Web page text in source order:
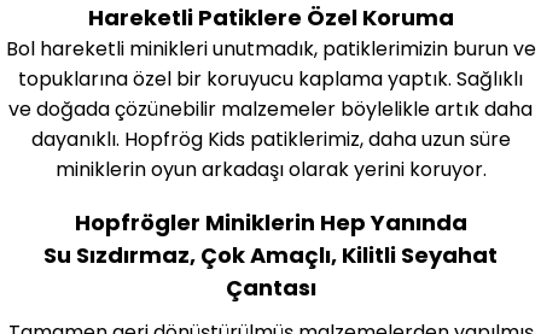
Hareketli Patiklere Özel Koruma
Bol hareketli minikleri unutmadık, patiklerimizin burun ve
topuklarına özel bir koruyucu kaplama yaptık. Sağlıklı
ve doğada çözünebilir malzemeler böylelikle artık daha
dayanıklı. Hopfrög Kids patiklerimiz, daha uzun süre
miniklerin oyun arkadaşı olarak yerini koruyor.
Hopfrögler Miniklerin Hep Yanında
Su Sızdırmaz, Çok Amaçlı, Kilitli Seyahat
Çantası